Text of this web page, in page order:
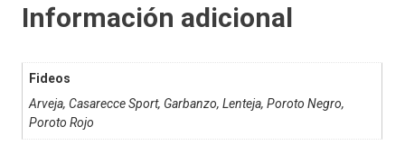
Información adicional
Fideos
Arveja, Casarecce Sport, Garbanzo, Lenteja, Poroto Negro,
Poroto Rojo